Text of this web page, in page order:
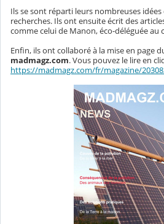
Ils se sont réparti leurs nombreuses
recherches. Ils ont ensuite écrit des
comme celui de Manon, éco-déléguée au
Enfin, ils ont collaboré à la mise en page
madmagz.com. Vous pouvez le lire en
https://madmagz.com/fr/magazine/